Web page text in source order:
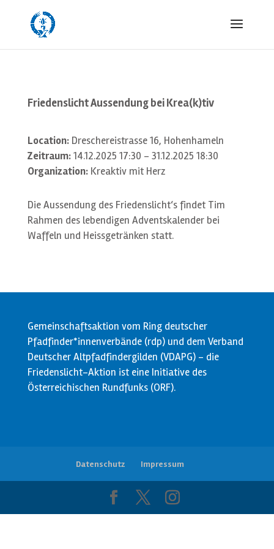
Friedenslicht Aussendung bei Krea(k)tiv
Location:Dreschereistrasse 16, Hohenhameln
Zeitraum:14.12.2025 17:30 - 31.12.2025 18:30
Organization:Kreaktiv mit Herz
Die Aussendung des Friedenslicht‘s findet Tim
Rahmen des lebendigen Adventskalender bei
Waffeln und Heissgetränken statt.
Gemeinschaftsaktion vom Ring deutscher
Pfadfinder*innenverbände (rdp) und dem Verband
Deutscher Altpfadfindergilden (VDAPG) - die
Friedenslicht-Aktion ist eine Initiative des
Österreichischen Rundfunks (ORF).
Datenschutz Impressum